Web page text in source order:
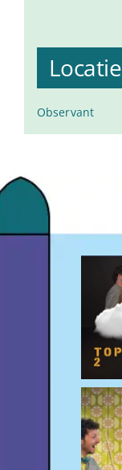
Locatie
Observant